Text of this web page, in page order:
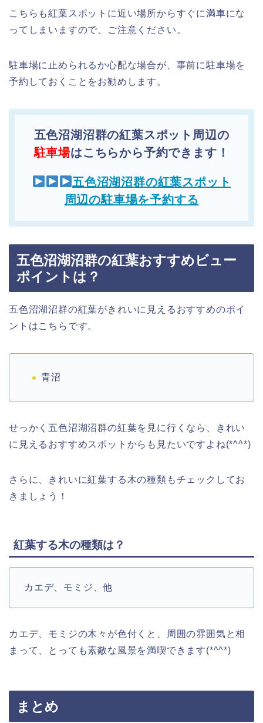
こちらも紅葉スポットに近い場所からすぐに満車にな
ってしまいますので、ご注意ください。
駐車場に止められるか心配な場合が、事前に駐車場を
予約しておくことをお勧めします。
五色沼湖沼群の紅葉スポット周辺の
駐車場はこちらから予約できます！
五色沼湖沼群の紅葉スポット
周辺の駐車場を予約する
五色沼湖沼群の紅葉おすすめビュー
ポイントは？
五色沼湖沼群の紅葉がきれいに見えるおすすめのポイ
ントはこちらです。
青沼
せっかく五色沼湖沼群の紅葉を見に行くなら、きれい
に見えるおすすめスポットからも見たいですよね(*^^*)
さらに、きれいに紅葉する木の種類もチェックしてお
きましょう！
紅葉する木の種類は？
カエデ、モミジ、他
カエデ、モミジの木々が色付くと、周囲の雰囲気と相
まって、とっても素敵な風景を満喫できます(*^^*)
まとめ